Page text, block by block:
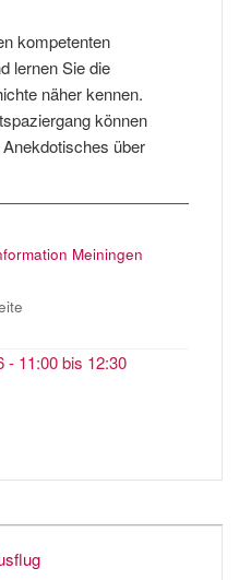
kompetenten
lernen Sie die
näher kennen.
können
über
Meiningen
- 11:00 bis 12:30